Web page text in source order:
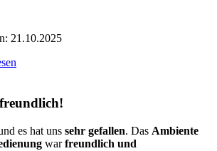
21.10.2025
es hat uns sehr gefallen. Das Ambiente
warfreundlich und